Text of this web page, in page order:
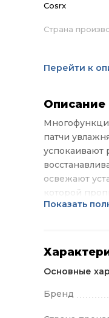
Cosrx
Страна
Перейти к
Описание
патчи
успокаивают
освежают
которой
керамиды, а
успокаивают,
внешних
Показать
Основные
Бренд